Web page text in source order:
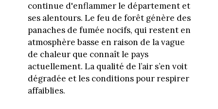
continue d'enflammer le département et
ses alentours. Le feu de forêt génère des
panaches de fumée nocifs, qui restent en
atmosphère basse en raison de la vague
de chaleur que connaît le pays
actuellement. La qualité de l’air s’en voit
dégradée et les conditions pour respirer
affaiblies.